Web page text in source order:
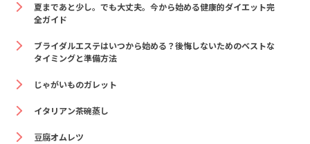
夏まであと少し。でも大丈夫。今から始める健康的ダイエット完
全ガイド
ブライダルエステはいつから始める？後悔しないためのベストな
タイミングと準備方法
じゃがいものガレット
イタリアン茶碗蒸し
豆腐オムレツ